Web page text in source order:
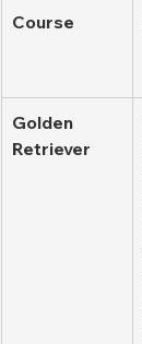
Course
Golden
Retriever